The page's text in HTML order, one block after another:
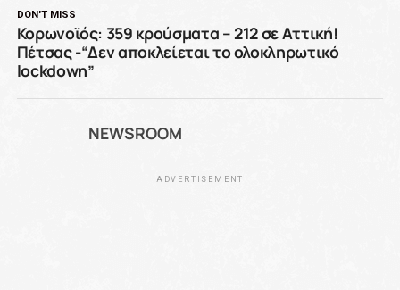
DON'T MISS
Κορωνοϊός: 359 κρούσματα – 212 σε Αττική!
Πέτσας -“Δεν αποκλείεται το ολοκληρωτικό
lockdown”
NEWSROOM
ADVERTISEMENT